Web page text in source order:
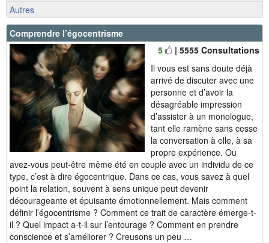
Autres
Comprendre l’égocentrisme
5
| 5555 Consultations
Il vous est sans doute déjà
arrivé de discuter avec une
personne et d’avoir la
désagréable impression
d’assister à un monologue,
tant elle ramène sans cesse
la conversation à elle, à sa
propre expérience. Ou
avez-vous peut-être même été en couple avec un individu de ce
type, c’est à dire égocentrique. Dans ce cas, vous savez à quel
point la relation, souvent à sens unique peut devenir
décourageante et épuisante émotionnellement. Mais comment
définir l’égocentrisme ? Comment ce trait de caractère émerge-t-
il ? Quel impact a-t-il sur l’entourage ? Comment en prendre
conscience et s’améliorer ? Creusons un peu …